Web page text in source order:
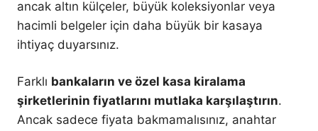
ancak altın külçeler, büyük koleksiyonlar veya
hacimli belgeler için daha büyük bir kasaya
ihtiyaç duyarsınız.
Farklı bankaların ve özel kasa kiralama
şirketlerinin fiyatlarını mutlaka karşılaştırın.
Ancak sadece fiyata bakmamalısınız, anahtar